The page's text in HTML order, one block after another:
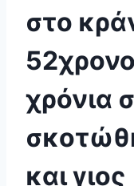
στο
χρόνια
και γιος